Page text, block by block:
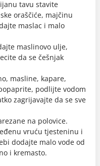
tavu stavite
oraščiće, majčinu
maslac i malo
maslinovo ulje,
da se češnjak
masline, kapare,
podlijte vodom
zagrijavajte da se sve
na polovice.
vruću tjesteninu i
dodajte malo vode od
i kremasto.